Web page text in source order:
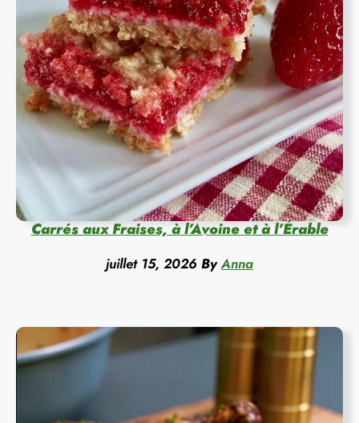
Carrés aux Fraises, à l’Avoine et à l’Érable
juillet 15, 2026 By Anna